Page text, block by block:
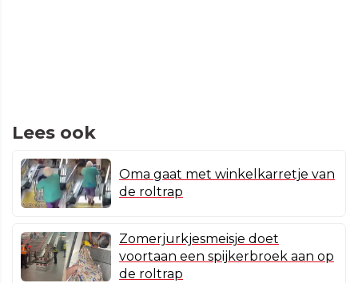
Lees ook
Oma gaat met winkelkarretje van
de roltrap
Zomerjurkjesmeisje doet
voortaan een spijkerbroek aan op
de roltrap